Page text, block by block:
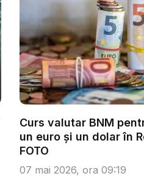
Curs valutar BNM
un euro și un dolar în
FOTO
07 mai 2026, ora 09:19